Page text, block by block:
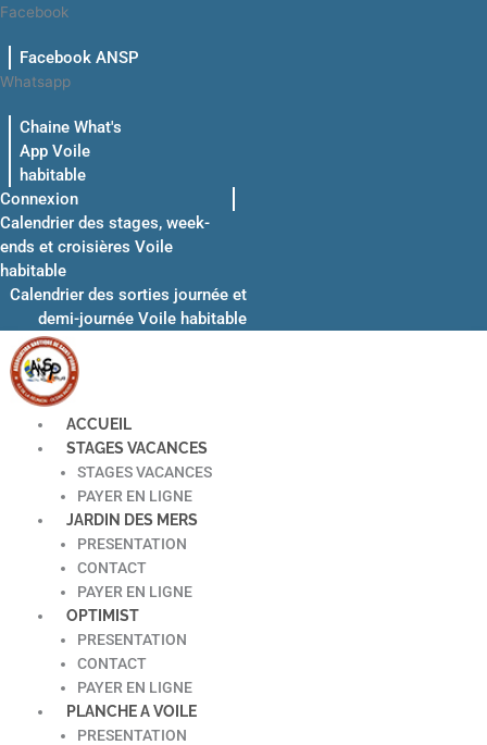
Aller
contenu
Facebook
Facebook ANSP
Whatsapp
Chaine What's
App Voile
habitable
Connexion
Calendrier des stages, week-
ends et croisières Voile
habitable
Calendrier des sorties journée et
demi-journée Voile habitable
ACCUEIL
STAGES VACANCES
STAGES VACANCES
PAYER EN LIGNE
JARDIN DES MERS
PRESENTATION
CONTACT
PAYER EN LIGNE
OPTIMIST
PRESENTATION
CONTACT
PAYER EN LIGNE
PLANCHE A VOILE
PRESENTATION